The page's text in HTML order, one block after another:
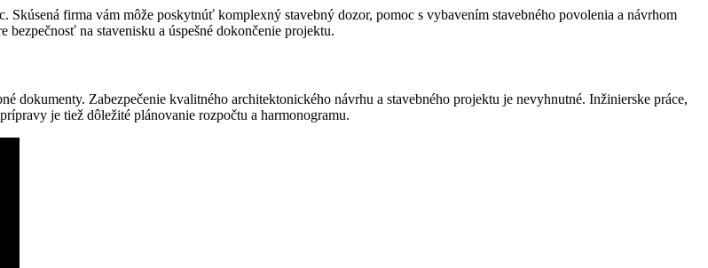
firma vám môže poskytnúť komplexný stavebný dozor, pomoc s vybavením stavebného povolenia a návrhom
na stavenisku a úspešné dokončenie projektu.
dokumenty. Zabezpečenie kvalitného architektonického návrhu a stavebného projektu je nevyhnutné. Inžinierske práce,
je tiež dôležité plánovanie rozpočtu a harmonogramu.